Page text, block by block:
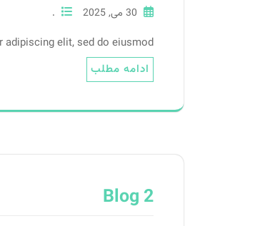
30 می, 2025 .
elit, sed do eiusmod.
ادامه مطلب
Blog 2